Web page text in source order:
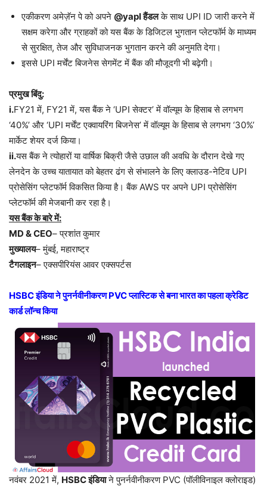
एकीकरण अमेज़ॅन पे को अपने @yapl हैंडलके साथ UPI ID जारी करने में
सक्षम करेगा और ग्राहकों को यस बैंक के डिजिटल भुगतान प्लेटफॉर्म के माध्यम
से सुरक्षित, तेज और सुविधाजनक भुगतान करने की अनुमति देगा।
इससे UPI मर्चेंट बिजनेस सेगमेंट में बैंक की मौजूदगी भी बढ़ेगी।
प्रमुख बिंदु:
i.FY21 में, FY21 में, यस बैंक ने ‘UPI सेक्टर’ में वॉल्यूम के हिसाब से लगभग
‘40%’ और ‘UPI मर्चेंट एक्वायरिंग बिजनेस’ में वॉल्यूम के हिसाब से लगभग ‘30%’
मार्केट शेयर दर्ज किया।
ii.यस बैंक ने त्योहारों या वार्षिक बिक्री जैसे उछाल की अवधि के दौरान देखे गए
लेनदेन के उच्च यातायात को बेहतर ढंग से संभालने के लिए क्लाउड-नेटिव UPI
प्रोसेसिंग प्लेटफॉर्म विकसित किया है। बैंक AWS पर अपने UPI प्रोसेसिंग
प्लेटफॉर्म की मेजबानी कर रहा है।
यस बैंक के बारे में:
MD & CEO– प्रशांत कुमार
मुख्यालय– मुंबई, महाराष्ट्र
टैगलाइन– एक्सपीरियंस आवर एक्सपर्टस
HSBC इंडिया ने पुनर्नवीनीकरण PVC प्लास्टिक से बना भारत का पहला क्रेडिट
कार्ड लॉन्च किया
नवंबर 2021 में, HSBC इंडियाने पुनर्नवीनीकरण PVC (पॉलीविनाइल क्लोराइड)